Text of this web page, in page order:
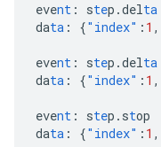
event : step.delta
data : {"index" : 1 ,
event : step.delta
data : {"index" : 1 ,
event : step.stop
data : {"index" : 1 ,